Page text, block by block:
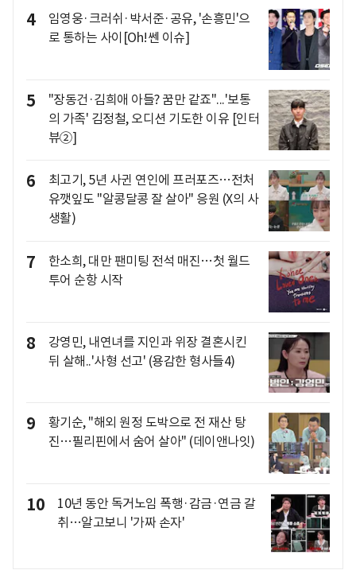
4
임영웅·크러쉬·박서준·공유, '손흥민'으
로 통하는 사이[Oh!쎈 이슈]
5
"장동건·김희애 아들? 꿈만 같죠"...'보통
의 가족' 김정철, 오디션 기도한 이유 [인터
뷰②]
6
최고기, 5년 사귄 연인에 프러포즈…전처
유깻잎도 "알콩달콩 잘 살아" 응원 (X의 사
생활)
7
한소희, 대만 팬미팅 전석 매진…첫 월드
투어 순항 시작
8
강영민, 내연녀를 지인과 위장 결혼시킨
뒤 살해..'사형 선고' (용감한 형사들4)
9
황기순, "해외 원정 도박으로 전 재산 탕
진…필리핀에서 숨어 살아" (데이앤나잇)
10
10년 동안 독거노임 폭행·감금·연금 갈
취…알고보니 '가짜 손자'